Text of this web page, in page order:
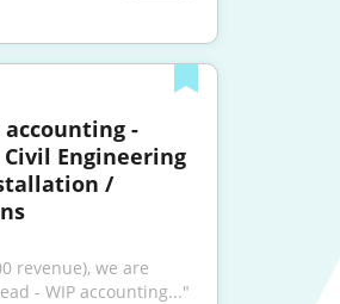
accounting -
Engineering
/
revenue), we are
- WIP accounting..."